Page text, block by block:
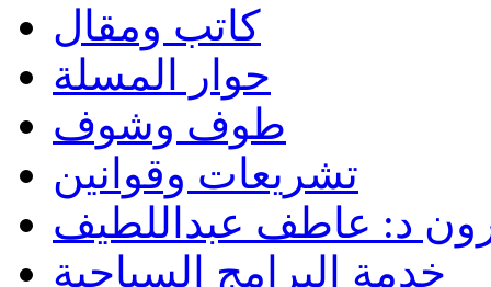
كاتب ومقال
حوار المسلة
طوف وشوف
تشريعات وقوانين
د: عاطف عبداللطيف
خدمة البرامج السياحية